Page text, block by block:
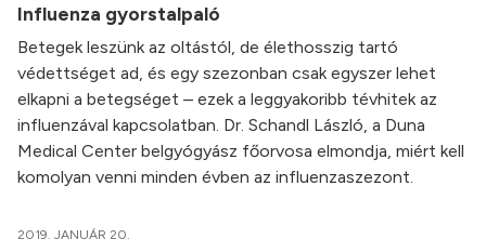
Influenza gyorstalpaló
Betegek leszünk az oltástól, de élethosszig tartó
védettséget ad, és egy szezonban csak egyszer lehet
elkapni a betegséget – ezek a leggyakoribb tévhitek az
influenzával kapcsolatban. Dr. Schandl László, a Duna
Medical Center belgyógyász főorvosa elmondja, miért kell
komolyan venni minden évben az influenzaszezont.
2019. JANUÁR 20.